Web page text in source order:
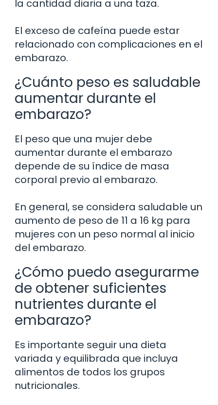
la cantidad diaria a una taza.
El exceso de cafeína puede estar
relacionado con complicaciones en el
embarazo.
¿Cuánto peso es saludable
aumentar durante el
embarazo?
El peso que una mujer debe
aumentar durante el embarazo
depende de su índice de masa
corporal previo al embarazo.
En general, se considera saludable un
aumento de peso de 11 a 16 kg para
mujeres con un peso normal al inicio
del embarazo.
¿Cómo puedo asegurarme
de obtener suficientes
nutrientes durante el
embarazo?
Es importante seguir una dieta
variada y equilibrada que incluya
alimentos de todos los grupos
nutricionales.